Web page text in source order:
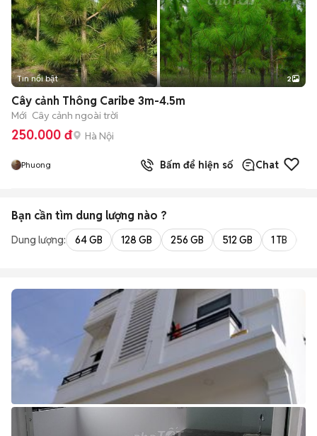
Tin nổi bật 2
Cây cảnh Thông Caribe 3m-4.5m
Mới Cây cảnh ngoài trời
250.000 đ Hà Nội
Phuong Bấm để hiện số Chat
Bạn cần tìm dung lượng nào ?
Dung lượng: 64 GB 128 GB 256 GB 512 GB 1 TB